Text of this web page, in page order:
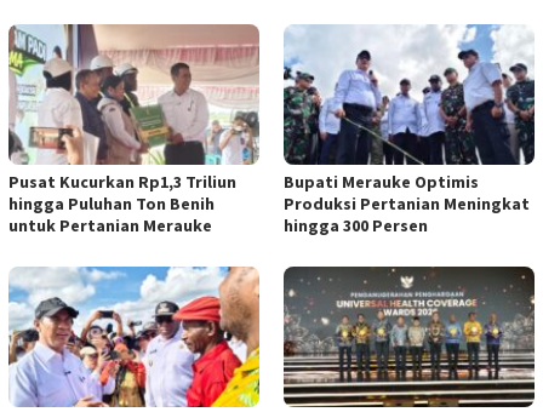
Pusat Kucurkan Rp1,3 Triliun
hingga Puluhan Ton Benih
untuk Pertanian Merauke
Bupati Merauke Optimis
Produksi Pertanian Meningkat
hingga 300 Persen